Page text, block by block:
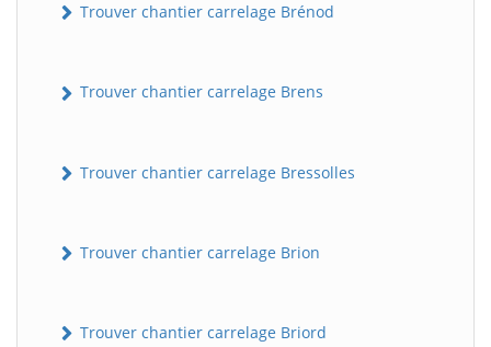
Trouver chantier carrelage Brénod
Trouver chantier carrelage Brens
Trouver chantier carrelage Bressolles
Trouver chantier carrelage Brion
Trouver chantier carrelage Briord